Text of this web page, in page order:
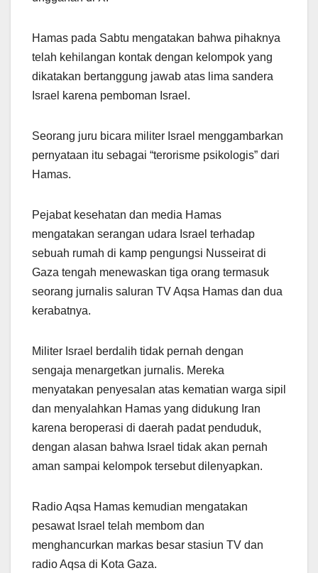
Hamas pada Sabtu mengatakan bahwa pihaknya
telah kehilangan kontak dengan kelompok yang
dikatakan bertanggung jawab atas lima sandera
Israel karena pemboman Israel.
Seorang juru bicara militer Israel menggambarkan
pernyataan itu sebagai “terorisme psikologis” dari
Hamas.
Pejabat kesehatan dan media Hamas
mengatakan serangan udara Israel terhadap
sebuah rumah di kamp pengungsi Nusseirat di
Gaza tengah menewaskan tiga orang termasuk
seorang jurnalis saluran TV Aqsa Hamas dan dua
kerabatnya.
Militer Israel berdalih tidak pernah dengan
sengaja menargetkan jurnalis. Mereka
menyatakan penyesalan atas kematian warga sipil
dan menyalahkan Hamas yang didukung Iran
karena beroperasi di daerah padat penduduk,
dengan alasan bahwa Israel tidak akan pernah
aman sampai kelompok tersebut dilenyapkan.
Radio Aqsa Hamas kemudian mengatakan
pesawat Israel telah membom dan
menghancurkan markas besar stasiun TV dan
radio Aqsa di Kota Gaza.